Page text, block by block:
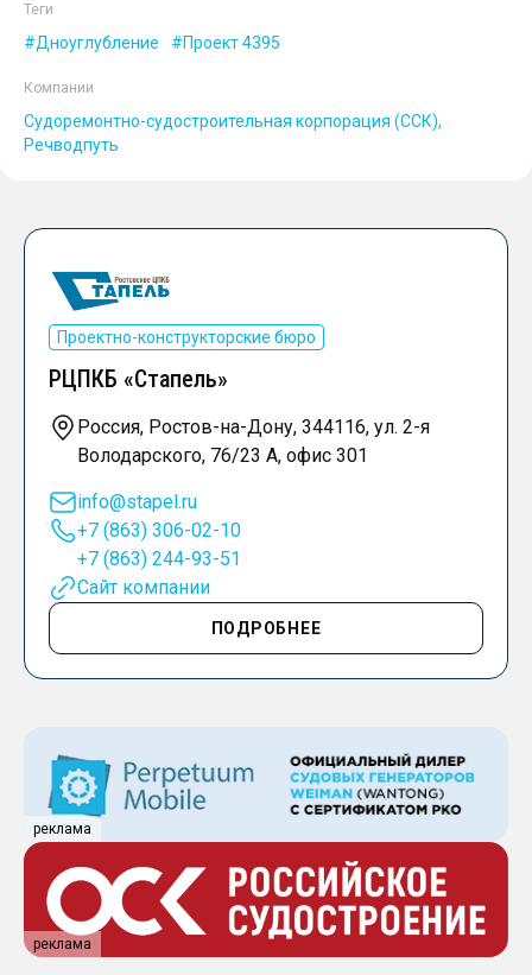
Теги
Дноуглубление Проект 4395
Компании
Судоремонтно-судостроительная корпорация (ССК)
Речводпуть
Проектно-конструкторские бюро
РЦПКБ «Стапель»
Россия, Ростов-на-Дону, 344116, ул. 2-я
Володарского, 76/23 А, офис 301
info@stapel.ru
+7 (863) 306-02-10
+7 (863) 244-93-51
Сайт компании
ПОДРОБНЕЕ
реклама
реклама